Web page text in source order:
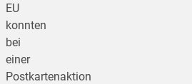
EU
konnten
bei
einer
Postkartenaktion